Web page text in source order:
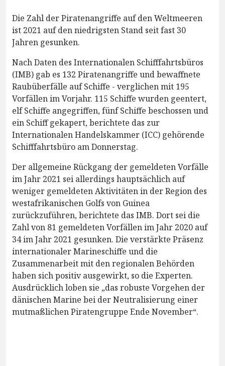
Die Zahl der Piratenangriffe auf den Weltmeeren
ist 2021 auf den niedrigsten Stand seit fast 30
Jahren gesunken.
Nach Daten des Internationalen Schifffahrtsbüros
(IMB) gab es 132 Piratenangriffe und bewaffnete
Raubüberfälle auf Schiffe - verglichen mit 195
Vorfällen im Vorjahr. 115 Schiffe wurden geentert,
elf Schiffe angegriffen, fünf Schiffe beschossen und
ein Schiff gekapert, berichtete das zur
Internationalen Handelskammer (ICC) gehörende
Schifffahrtsbüro am Donnerstag.
Der allgemeine Rückgang der gemeldeten Vorfälle
im Jahr 2021 sei allerdings hauptsächlich auf
weniger gemeldeten Aktivitäten in der Region des
westafrikanischen Golfs von Guinea
zurückzuführen, berichtete das IMB. Dort sei die
Zahl von 81 gemeldeten Vorfällen im Jahr 2020 auf
34 im Jahr 2021 gesunken. Die verstärkte Präsenz
internationaler Marineschiffe und die
Zusammenarbeit mit den regionalen Behörden
haben sich positiv ausgewirkt, so die Experten.
Ausdrücklich loben sie „das robuste Vorgehen der
dänischen Marine bei der Neutralisierung einer
mutmaßlichen Piratengruppe Ende November“.